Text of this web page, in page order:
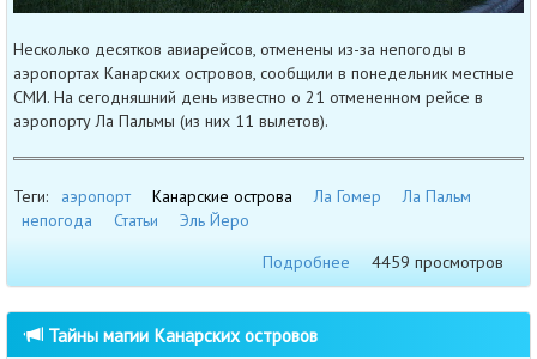
Несколько десятков авиарейсов, отменены из-за непогоды в
аэропортах Канарских островов, сообщили в понедельник местные
СМИ. На сегодняшний день известно о 21 отмененном рейсе в
аэропорту Ла Пальмы (из них 11 вылетов).
Теги: аэропорт Канарские острова Ла Гомер
Ла Пальм
непогода
Статьи
Эль Йеро
Подробнее
4459 просмотров
Тайны магии Канарских островов